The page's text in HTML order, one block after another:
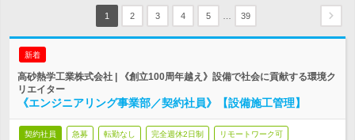
1 2 3 4 5 39
新着
高砂熱学工業株式会社 | 《創立100周年越え》設備で社会に貢献する環境ク
リエイター
《エンジニアリング事業部／契約社員》【設備施工管理】
契約社員 急募 転勤なし 完全週休2日制 リモートワーク可